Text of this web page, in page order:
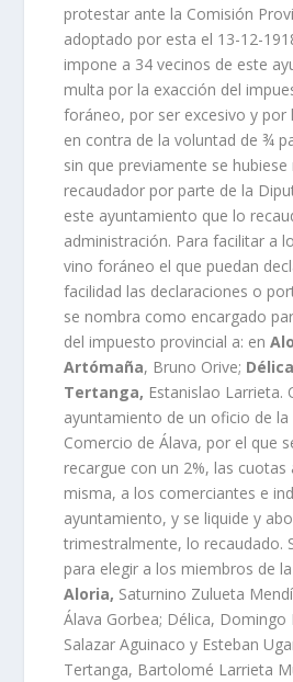
protestar ante la Comisión
adoptado por esta el 13-12-
impone a 34 vecinos de este
multa por la exacción del
foráneo, por ser excesivo y por
en contra de la voluntad de ¾
sin que previamente se
recaudador por parte de la
este ayuntamiento que lo
administración. Para facilitar a
vino foráneo el que puedan
facilidad las declaraciones o
se nombra como encargado
del impuesto provincial a: en
Artómaña, Bruno Orive; Délica
Tertanga, Estanislao Larrieta.
ayuntamiento de un oficio de la
Comercio de Álava, por el que
recargue con un 2%, las cuotas
misma, a los comerciantes e
ayuntamiento, y se liquide y
trimestralmente, lo recaudado.
para elegir a los miembros de
Aloria, Saturnino Zulueta
Álava Gorbea; Délica,
Salazar Aguinaco y Esteban
Tertanga, Bartolomé Larrieta